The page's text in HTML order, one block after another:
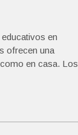
en
ofrecen una
en casa. Los